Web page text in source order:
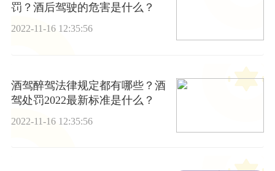
罚？酒后驾驶的危害是什么？
2022-11-16 12:35:56
酒驾醉驾法律规定都有哪些？酒
驾处罚2022最新标准是什么？
2022-11-16 12:35:56